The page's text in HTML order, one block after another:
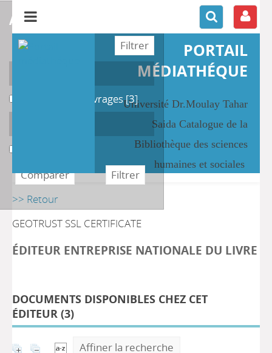
PORTAIL
MÉDIATHÉQUE
Université Dr.Moulay Tahar
Saida Catalogue de la
Bibliothèque des sciences
humaines et sociales
>> Retour
GEOTRUST SSL CERTIFICATE
ÉDITEUR ENTREPRISE NATIONALE DU LIVRE
DOCUMENTS DISPONIBLES CHEZ CET
ÉDITEUR (3)
Affiner la recherche
affiner ou comparer
Magasin des Ouvrages
Magasin des Ouvrages[3]
Histoire